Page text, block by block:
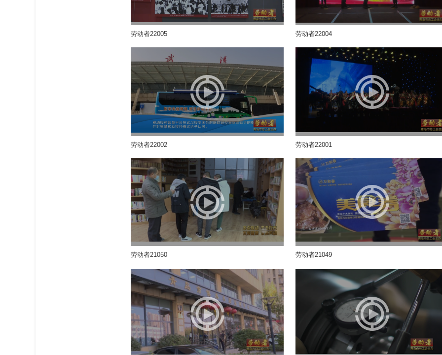
劳动者22005 劳动者22004
劳动者22002 劳动者22001
劳动者21050 劳动者21049